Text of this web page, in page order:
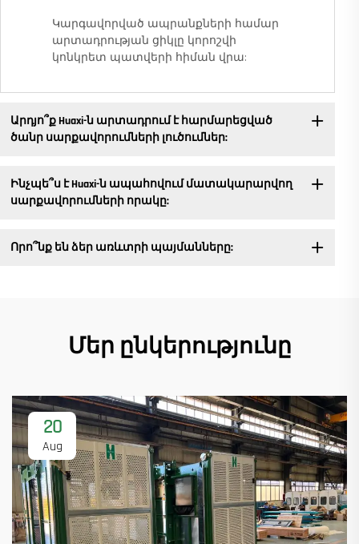
Կարգավորված ապրանքների համար
արտադրության ցիկլը կորոշվի
կոնկրետ պատվերի հիման վրա:
Արդյո՞ք Huaxi-ն արտադրում է հարմարեցված
ծանր սարքավորումների լուծումներ:
Ինչպե՞ս է Huaxi-ն ապահովում մատակարարվող
սարքավորումների որակը:
Որո՞նք են ձեր առևտրի պայմանները:
Մեր ընկերությունը
20
Aug